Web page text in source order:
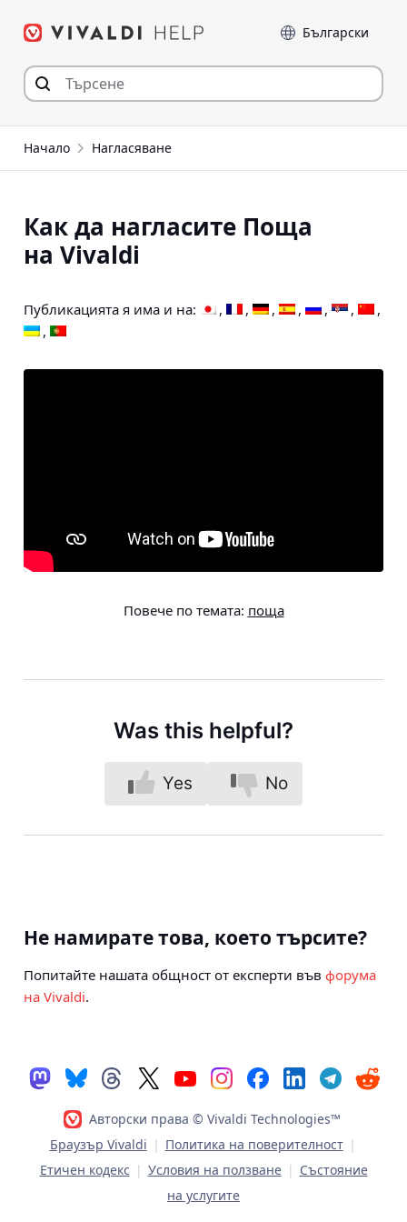
към съдържанието
Език
Начало Нагласяване
Как да нагласите Поща
на Vivaldi
Публикацията я има и на:
Повече по темата: поща
Was this helpful?
Yes No
Не намирате това, което търсите?
Попитайте нашата общност от експерти във форума
на Vivaldi.
Авторски права © Vivaldi Technologies™
Браузър Vivaldi | Политика на поверителност |
Етичен кодекс | Условия на ползване | Състояние
на услугите